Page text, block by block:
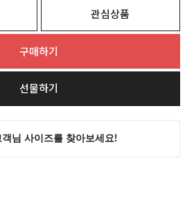
관심상품
구매하기
선물하기